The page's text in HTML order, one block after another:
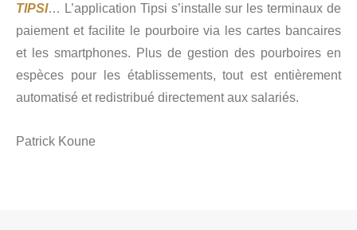
TIPSI… L’application Tipsi s’installe sur les terminaux de
paiement et facilite le pourboire via les cartes bancaires
et les smartphones. Plus de gestion des pourboires en
espèces pour les établissements, tout est entièrement
automatisé et redistribué directement aux salariés.
Patrick Koune